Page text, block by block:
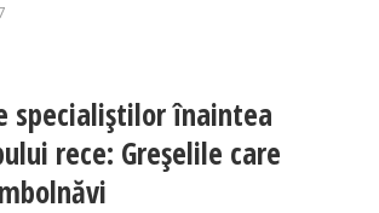
specialiştilor înaintea
rece: Greşelile care